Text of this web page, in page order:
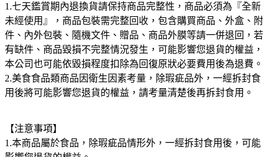
1.七天鑑賞期內退換貨請保持商品完整性，商品必須為『全新
未經使用』，商品包裝需完整回收，包含購買商品、外盒、附
件、內外包裝、隨機文件、贈品、商品外膜等請一併退回，若
有缺件、商品毀損不完整情況發生，可能影響您退貨的權益，
本公司也可能依毀損程度扣除為回復原狀必要費用後為退費。
2.美食食品類商品因衛生因素考量，除瑕疵品外，一經拆封食
用後將可能影響您退貨的權益，請考量清楚後再拆封食用。
【注意事項】
1.本商品屬於食品，除瑕疵品情形外，一經拆封食用後，可能